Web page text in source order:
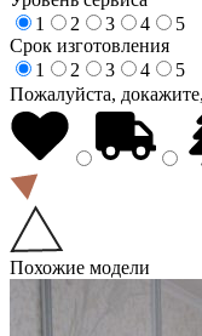
1
2 3 4
5
Срок изготовления
1
2 3 4
5
Пожалуйста,
Похожие модели